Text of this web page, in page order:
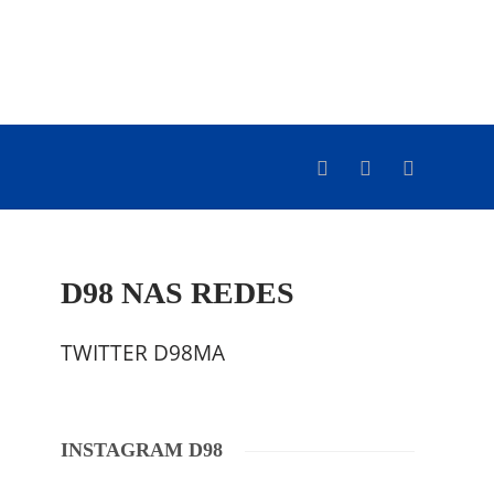
D98 NAS REDES
TWITTER D98MA
INSTAGRAM D98